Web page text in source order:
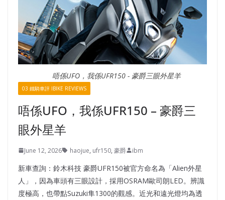
唔係UFO，我係UFR150 - 豪爵三眼外星羊
03 鐵騎車評 IBIKE REVIEWS
唔係UFO，我係UFR150 – 豪爵三
眼外星羊
June 12, 2026 haojue, ufr150, 豪爵 ibm
新車查詢：鈴木科技 豪爵UFR150被官方命名為「Alien外星
人」，因為車頭有三眼設計，採用OSRAM歐司朗LED。辨識
度極高，也帶點Suzuki隼1300的觀感。近光和遠光燈均為透